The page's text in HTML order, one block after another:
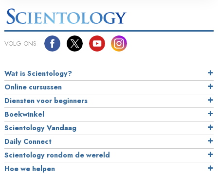
VOLG ONS
Wat is Scientology?
Online cursussen
Diensten voor beginners
Boekwinkel
Scientology Vandaag
Daily Connect
Scientology rondom de wereld
Hoe we helpen